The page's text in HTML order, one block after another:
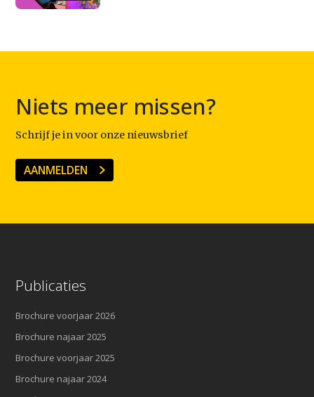
Niets meer missen?
Schrijf je in voor onze nieuwsbrief
AANMELDEN
Publicaties
Brochure voorjaar 2026
Brochure najaar 2025
Brochure voorjaar 2025
Brochure najaar 2024